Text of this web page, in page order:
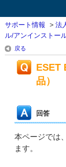
サポート情報 > 法
ル/アンインストー
戻る
ESET
品）
回答
本ページでは
ます。